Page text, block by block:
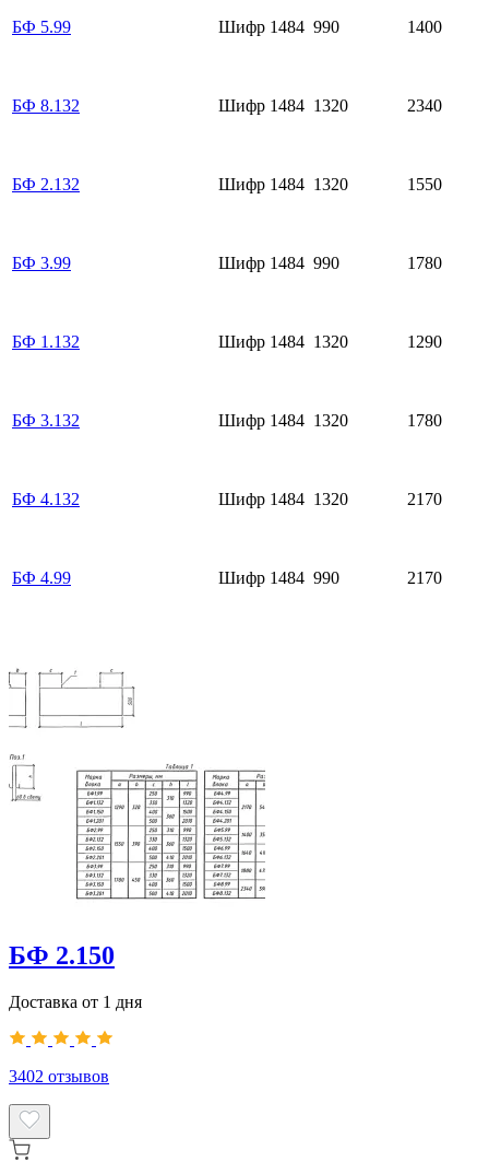
БФ 5.99 Шифр 1484 990 1400
БФ 8.132 Шифр 1484 1320 2340
БФ 2.132 Шифр 1484 1320 1550
БФ 3.99 Шифр 1484 990 1780
БФ 1.132 Шифр 1484 1320 1290
БФ 3.132 Шифр 1484 1320 1780
БФ 4.132 Шифр 1484 1320 2170
БФ 4.99 Шифр 1484 990 2170
БФ 2.150
Доставка от 1 дня
3402 отзывов